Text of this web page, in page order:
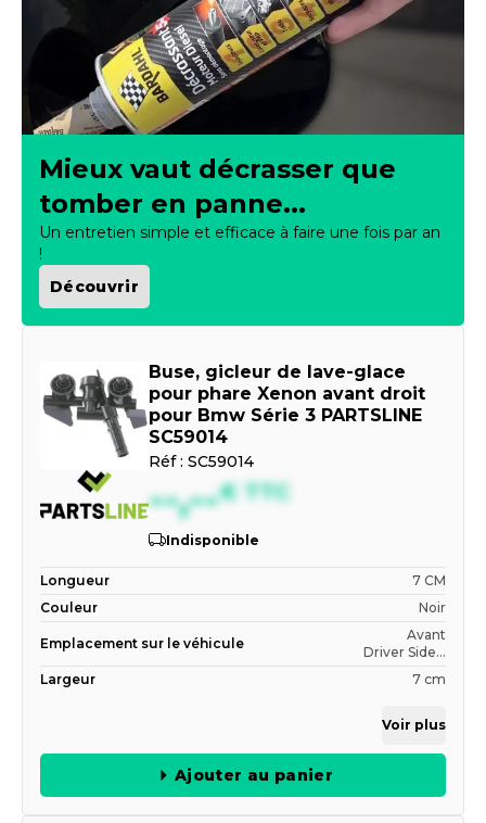
Mieux vaut décrasser que
tomber en panne...
Un entretien simple et efficace à faire une fois par an
!
Découvrir
Buse, gicleur de lave-glace
pour phare Xenon avant droit
pour Bmw Série 3 PARTSLINE
SC59014
Réf : SC59014
--,--€ TTC
Indisponible
Longueur
7 CM
Couleur
Noir
Emplacement sur le véhicule
Avant
Driver Side...
Largeur
7 cm
Voir plus
Ajouter au panier